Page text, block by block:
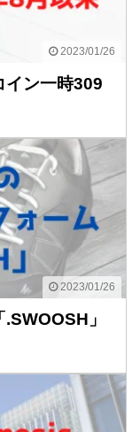
2023/01/26
イン一時309
2023/01/26
」